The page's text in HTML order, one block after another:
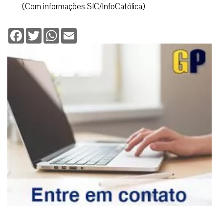
(Com informações SIC/InfoCatólica)
Facebook
TwitterWhatsApp